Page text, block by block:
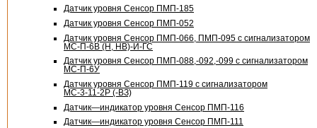
Датчик уровня Сенсор ПМП-185
Датчик уровня Сенсор ПМП-052
Датчик уровня Сенсор ПМП-066, ПМП-095 с сигнализатором
МС-П-6В (Н, НВ)-И-ГС
Датчик уровня Сенсор ПМП-088,-092,-099 с сигнализатором
МС-П-6У
Датчик уровня Сенсор ПМП-119 с сигнализатором
МС-3-11-2Р (-ВЗ)
Датчик—индикатор уровня Сенсор ПМП-116
Датчик—индикатор уровня Сенсор ПМП-111